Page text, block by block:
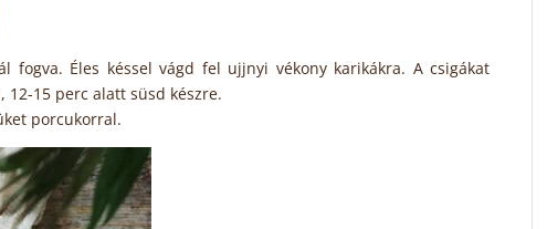
Éles késsel vágd fel ujjnyi vékony karikákra. A csigákat
15 perc alatt süsd készre.
porcukorral.